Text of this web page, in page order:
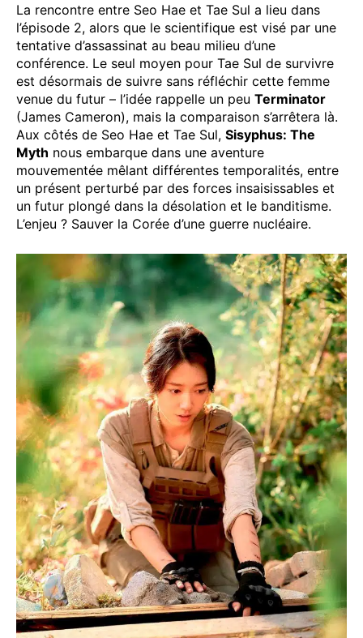
La rencontre entre Seo Hae et Tae Sul a lieu dans
l’épisode 2, alors que le scientifique est visé par une
tentative d’assassinat au beau milieu d’une
conférence. Le seul moyen pour Tae Sul de survivre
est désormais de suivre sans réfléchir cette femme
venue du futur – l’idée rappelle un peu Terminator
(James Cameron), mais la comparaison s’arrêtera là.
Aux côtés de Seo Hae et Tae Sul, Sisyphus: The
Myth nous embarque dans une aventure
mouvementée mêlant différentes temporalités, entre
un présent perturbé par des forces insaisissables et
un futur plongé dans la désolation et le banditisme.
L’enjeu ? Sauver la Corée d’une guerre nucléaire.